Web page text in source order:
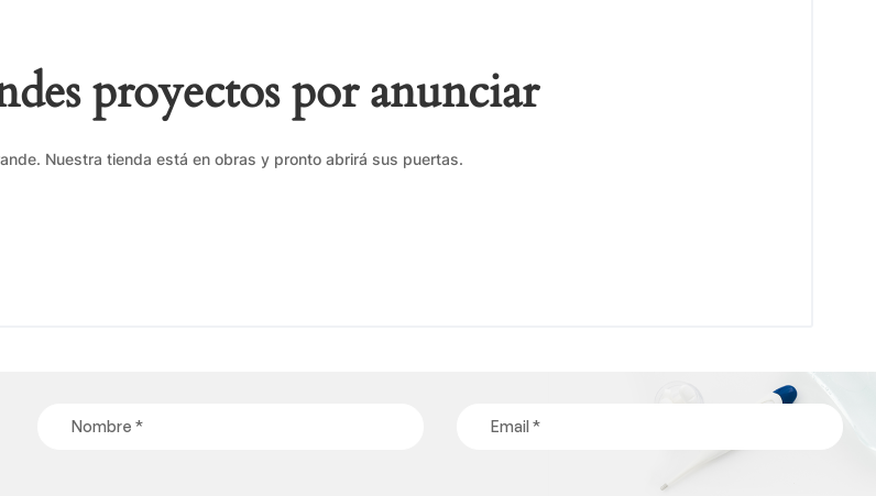
proyectos por anunciar
Nuestra tienda está en obras y pronto abrirá sus puertas.